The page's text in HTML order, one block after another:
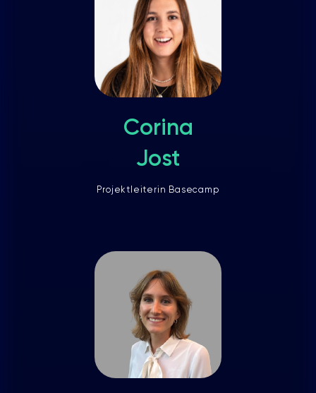
Corina
Jost
Projektleiterin Basecamp